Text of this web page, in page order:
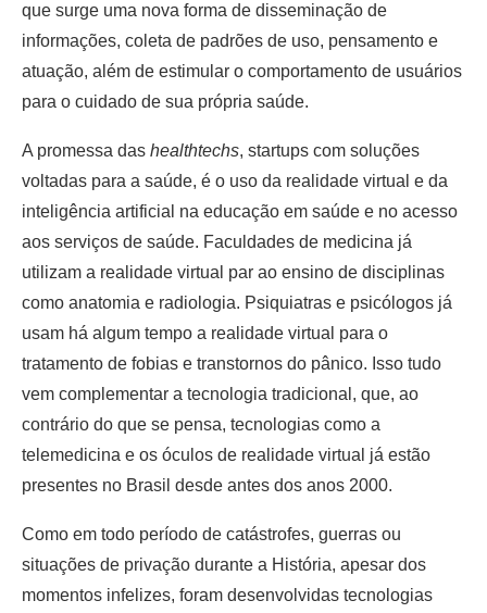
que surge uma nova forma de disseminação de
informações, coleta de padrões de uso, pensamento e
atuação, além de estimular o comportamento de usuários
para o cuidado de sua própria saúde.
A promessa das healthtechs, startups com soluções
voltadas para a saúde, é o uso da realidade virtual e da
inteligência artificial na educação em saúde e no acesso
aos serviços de saúde. Faculdades de medicina já
utilizam a realidade virtual par ao ensino de disciplinas
como anatomia e radiologia. Psiquiatras e psicólogos já
usam há algum tempo a realidade virtual para o
tratamento de fobias e transtornos do pânico. Isso tudo
vem complementar a tecnologia tradicional, que, ao
contrário do que se pensa, tecnologias como a
telemedicina e os óculos de realidade virtual já estão
presentes no Brasil desde antes dos anos 2000.
Como em todo período de catástrofes, guerras ou
situações de privação durante a História, apesar dos
momentos infelizes, foram desenvolvidas tecnologias